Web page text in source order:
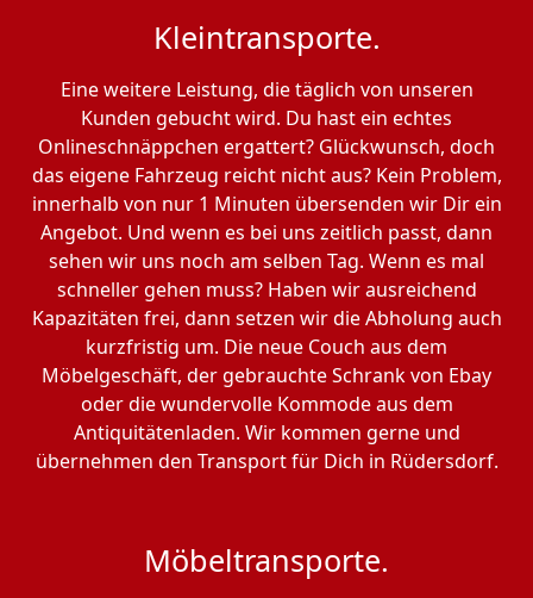
Kleintransporte.
Eine weitere Leistung, die täglich von unseren
Kunden gebucht wird. Du hast ein echtes
Onlineschnäppchen ergattert? Glückwunsch, doch
das eigene Fahrzeug reicht nicht aus? Kein Problem,
innerhalb von nur 1 Minuten übersenden wir Dir ein
Angebot. Und wenn es bei uns zeitlich passt, dann
sehen wir uns noch am selben Tag. Wenn es mal
schneller gehen muss? Haben wir ausreichend
Kapazitäten frei, dann setzen wir die Abholung auch
kurzfristig um. Die neue Couch aus dem
Möbelgeschäft, der gebrauchte Schrank von Ebay
oder die wundervolle Kommode aus dem
Antiquitätenladen. Wir kommen gerne und
übernehmen den Transport für Dich in Rüdersdorf.
Möbeltransporte.